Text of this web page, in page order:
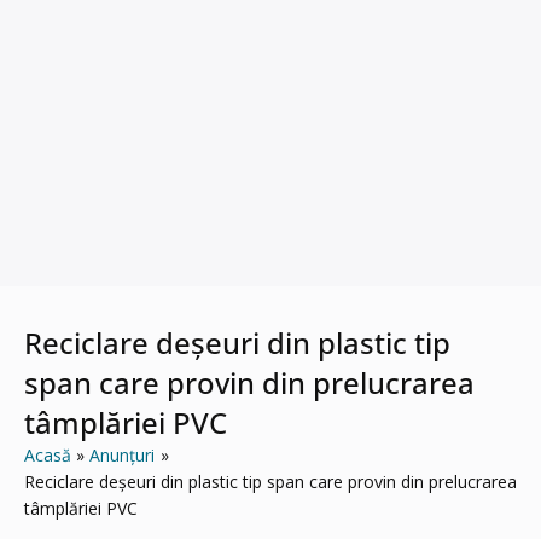
Reciclare deșeuri din plastic tip
span care provin din prelucrarea
tâmplăriei PVC
Acasă
Anunțuri
Reciclare deșeuri din plastic tip span care provin din prelucrarea
tâmplăriei PVC